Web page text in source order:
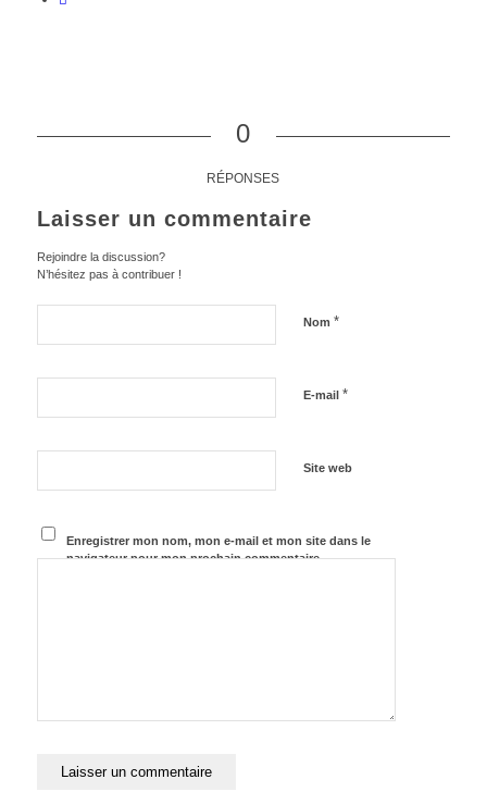
0
RÉPONSES
Laisser un commentaire
Rejoindre la discussion?
N’hésitez pas à contribuer !
Nom *
E-mail *
Site web
Enregistrer mon nom, mon e-mail et mon site dans le
navigateur pour mon prochain commentaire.